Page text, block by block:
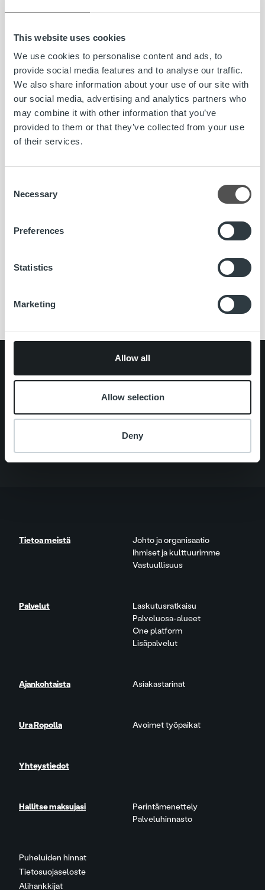
This website uses cookies
We use cookies to personalise content and ads, to
provide social media features and to analyse our traffic.
We also share information about your use of our site with
our social media, advertising and analytics partners who
may combine it with other information that you’ve
provided to them or that they’ve collected from your use
of their services.
Selection
Necessary
Preferences
Statistics
Marketing
Allow all
Allow selection
Deny
liikamaksun palautusta varten tai valtuuttaa toisen
Tarkista, löytyisikö vastaus
kysymykseesi Ropon UKK:sta
Olemme koostaneet avuksesiRopon Usein kysytyt
kysymykset -sivun
Ropo Capital
Ropo Capital
Palvelut
Tietoa meistä
Puheluiden hinnat
Tietosuojaseloste
Alihankkijat
Tietoa meistä
Johto ja organisaatio
Ihmiset ja kulttuurimme
Vastuullisuus
Palvelut
Laskutusratkaisu
Palveluosa-alueet
One platform
Lisäpalvelut
Ajankohtaista Asiakastarinat
Ura Ropolla Avoimet työpaikat
Yhteystiedot
Hallitse maksujasi
Perintämenettely
Palveluhinnasto